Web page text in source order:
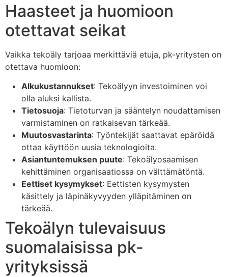
Haasteet ja huomioon
otettavat seikat
Vaikka tekoäly tarjoaa merkittäviä etuja, pk-yritysten on
otettava huomioon:
Alkukustannukset: Tekoälyyn investoiminen voi
olla aluksi kallista.
Tietosuoja: Tietoturvan ja sääntelyn noudattamisen
varmistaminen on ratkaisevan tärkeää.
Muutosvastarinta: Työntekijät saattavat epäröidä
ottaa käyttöön uusia teknologioita.
Asiantuntemuksen puute: Tekoälyosaamisen
kehittäminen organisaatiossa on välttämätöntä.
Eettiset kysymykset: Eettisten kysymysten
käsittely ja läpinäkyvyyden ylläpitäminen on
tärkeää.
Tekoälyn tulevaisuus
suomalaisissa pk-
yrityksissä